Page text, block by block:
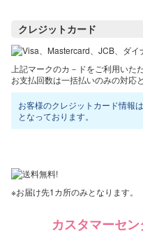
クレジットカード
上記マークのカ－ドをご利用いた
お支払回数は一括払いのみの対応
お客様のクレジットカード情報
となっております。
※お届け先1カ所のみとなります。
カスタマーセン